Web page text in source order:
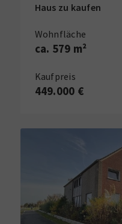
Haus zu kaufen
Wohnfläche
ca. 579 m²
Kaufpreis
449.000 €